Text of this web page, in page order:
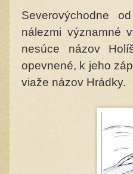
Severovýchodne
nálezmi významné
nesúce názov
opevnené, k jeho
viaže názov Hrádky.